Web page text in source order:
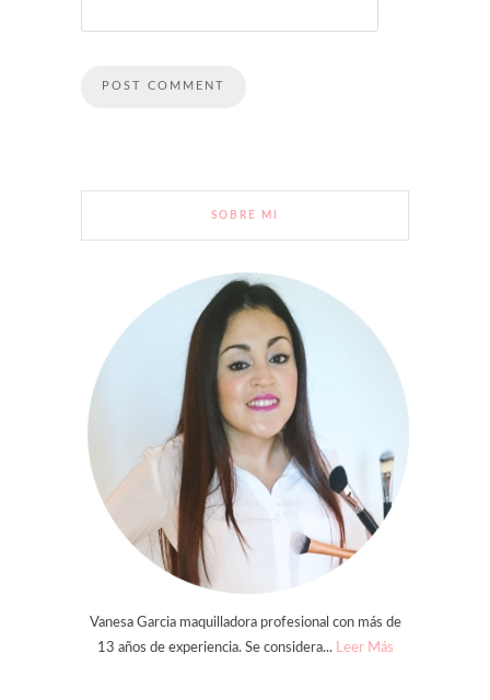
SOBRE MI
Vanesa Garcia maquilladora profesional con más de
13 años de experiencia. Se considera... Leer Más